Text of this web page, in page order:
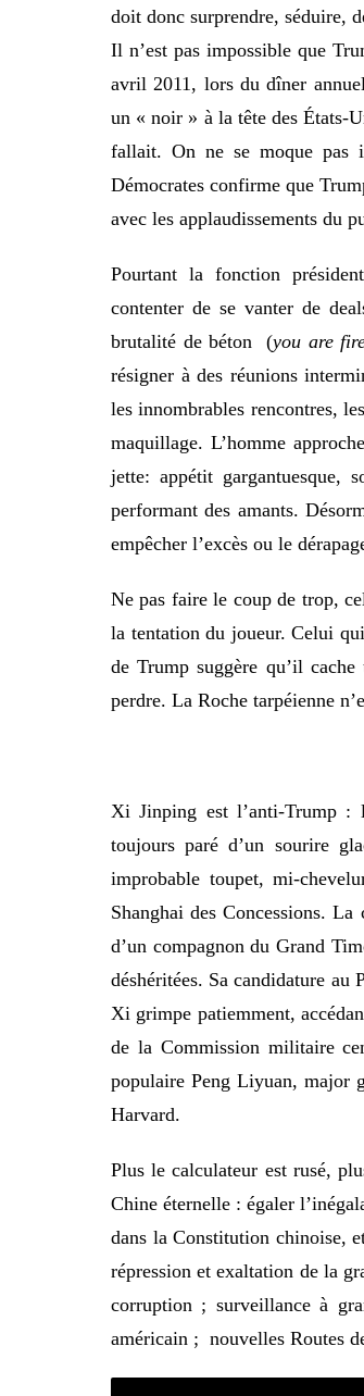
doit donc surprendre, séduire,
Il n’est pas impossible que
avril 2011, lors du dîner
un « noir » à la tête des États-
fallait. On ne se moque pas
Démocrates confirme que
avec les applaudissements du
Pourtant la fonction
contenter de se vanter de
brutalité de béton (you are
résigner à des réunions
les innombrables rencontres,
maquillage. L’homme
jette: appétit gargantuesque,
performant des amants.
empêcher l’excès ou le
Ne pas faire le coup de trop,
la tentation du joueur. Celui
de Trump suggère qu’il
perdre. La Roche tarpéienne
Xi Jinping est l’anti-Trump :
toujours paré d’un sourire
improbable toupet, mi-
Shanghai des Concessions.
d’un compagnon du Grand
déshéritées. Sa candidature
Xi grimpe patiemment,
de la Commission militaire
populaire Peng Liyuan, major
Harvard.
Plus le calculateur est rusé,
Chine éternelle : égaler
dans la Constitution chinoise,
répression et exaltation de la
corruption ; surveillance à
américain ; nouvelles Routes